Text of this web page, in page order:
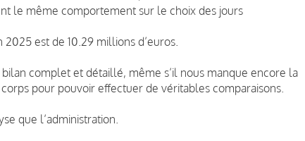
le même comportement sur le choix des jours
est de 10.29 millions d’euros.
complet et détaillé, même s’il nous manque encore la
pour pouvoir effectuer de véritables comparaisons.
que l’administration.